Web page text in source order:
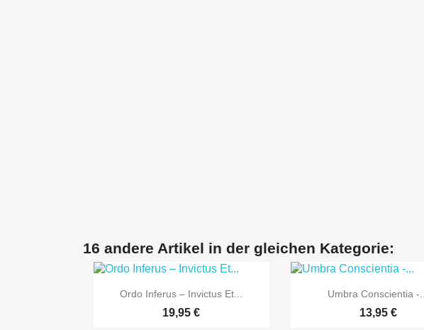
16 andere Artikel in der gleichen Kategorie:
 Vorschau
Ordo Inferus – Invictus Et...
19,95 €
 Vorschau
Umbra Conscientia -...
13,95 €